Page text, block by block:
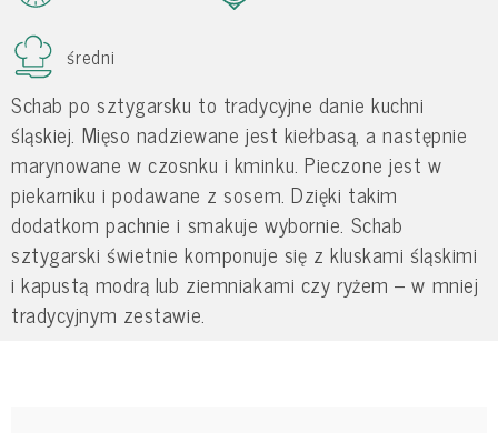
średni
Schab po sztygarsku to tradycyjne danie kuchni
śląskiej. Mięso nadziewane jest kiełbasą, a następnie
marynowane w czosnku i kminku. Pieczone jest w
piekarniku i podawane z sosem. Dzięki takim
dodatkom pachnie i smakuje wybornie. Schab
sztygarski świetnie komponuje się z kluskami śląskimi
i kapustą modrą lub ziemniakami czy ryżem – w mniej
tradycyjnym zestawie.